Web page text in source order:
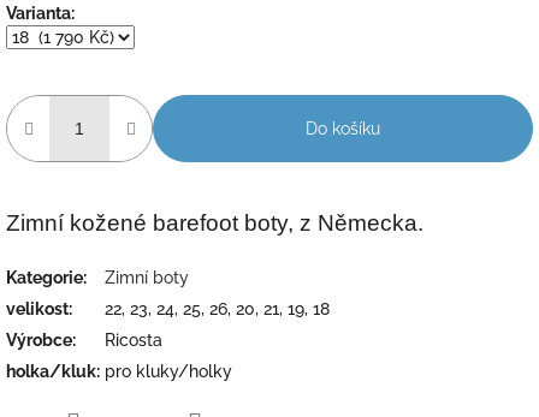
Měrná
cena:
Varianta:
Do košíku
Zimní kožené barefoot boty, z Německa.
Kategorie:
Zimní boty
velikost:
22, 23, 24, 25, 26, 20, 21, 19, 18
Výrobce:
Ricosta
holka/kluk: pro kluky/holky